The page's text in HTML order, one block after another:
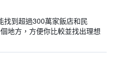
找到超過300萬家飯店和民
地方，方便你比較並找出理想